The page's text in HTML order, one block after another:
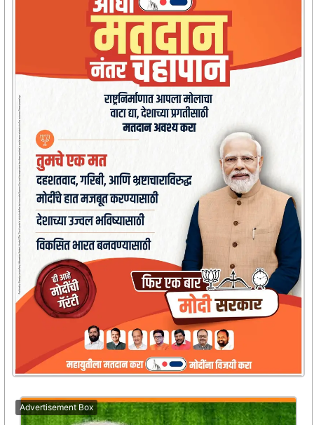
Advertisement Box